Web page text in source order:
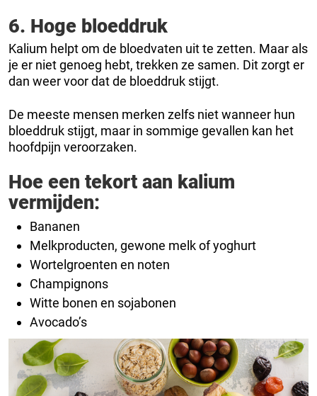
6. Hoge bloeddruk
Kalium helpt om de bloedvaten uit te zetten. Maar als
je er niet genoeg hebt, trekken ze samen. Dit zorgt er
dan weer voor dat de bloeddruk stijgt.
De meeste mensen merken zelfs niet wanneer hun
bloeddruk stijgt, maar in sommige gevallen kan het
hoofdpijn veroorzaken.
Hoe een tekort aan kalium
vermijden:
Bananen
Melkproducten, gewone melk of yoghurt
Wortelgroenten en noten
Champignons
Witte bonen en sojabonen
Avocado’s